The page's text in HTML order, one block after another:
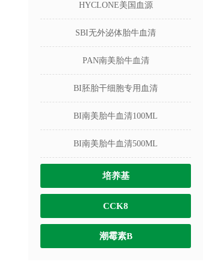
HYCLONE美国血源
SBI无外泌体胎牛血清
PAN南美胎牛血清
BI胚胎干细胞专用血清
BI南美胎牛血清100ML
BI南美胎牛血清500ML
培养基
CCK8
潮霉素B